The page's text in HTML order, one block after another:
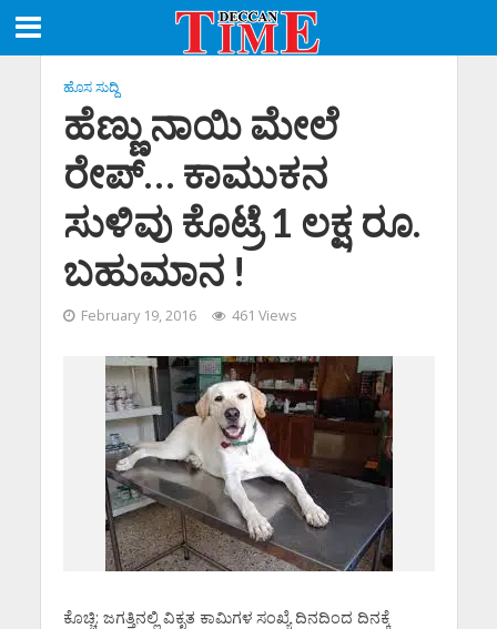
ಹೊಸ ಸುದ್ದಿ
ಹೆಣ್ಣು ನಾಯಿ ಮೇಲೆ
ರೇಪ್‌… ಕಾಮುಕನ
ಸುಳಿವು ಕೊಟ್ರೆ 1 ಲಕ್ಷ ರೂ.
ಬಹುಮಾನ !
February 19, 2016 461 Views
ಕೊಚ್ಚಿ: ಜಗತ್ತಿನಲ್ಲಿ ವಿಕೃತ ಕಾಮಿಗಳ ಸಂಖ್ಯೆ ದಿನದಿಂದ ದಿನಕ್ಕೆ